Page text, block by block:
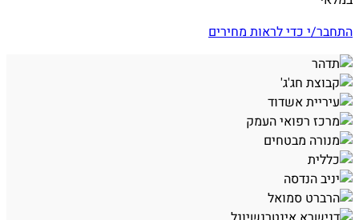
התחבר/י כדי לראות מחירים